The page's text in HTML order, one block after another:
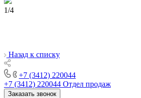
1/4
Назад к списку
+7 (3412) 220044
+7 (3412) 220044 Отдел продаж
Заказать звонок